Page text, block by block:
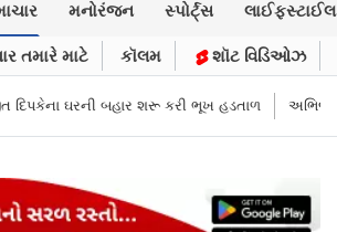
મનોરંજન સ્પોર્ટ્સ લાઈફસ્ટાઈલ
તમારે માટે કૉલમ શૉટ વિડિઓઝ
અભિજીત દિપકેએ CJPની નવી નીતિ જાહેર કરી,